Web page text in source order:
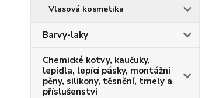
Vlasová kosmetika
Barvy-laky
Chemické kotvy, kaučuky,
lepidla, lepící pásky, montážní
pěny, silikony, těsnění, tmely a
příslušenství